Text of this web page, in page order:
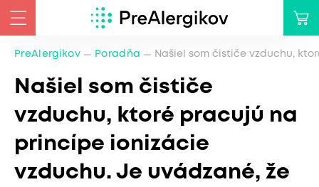
PreAlergikov Poradňa Našiel som čističe vzduchu,
Našiel som čističe
vzduchu, ktoré pracujú na
princípe ionizácie
vzduchu. Je uvádzané, že